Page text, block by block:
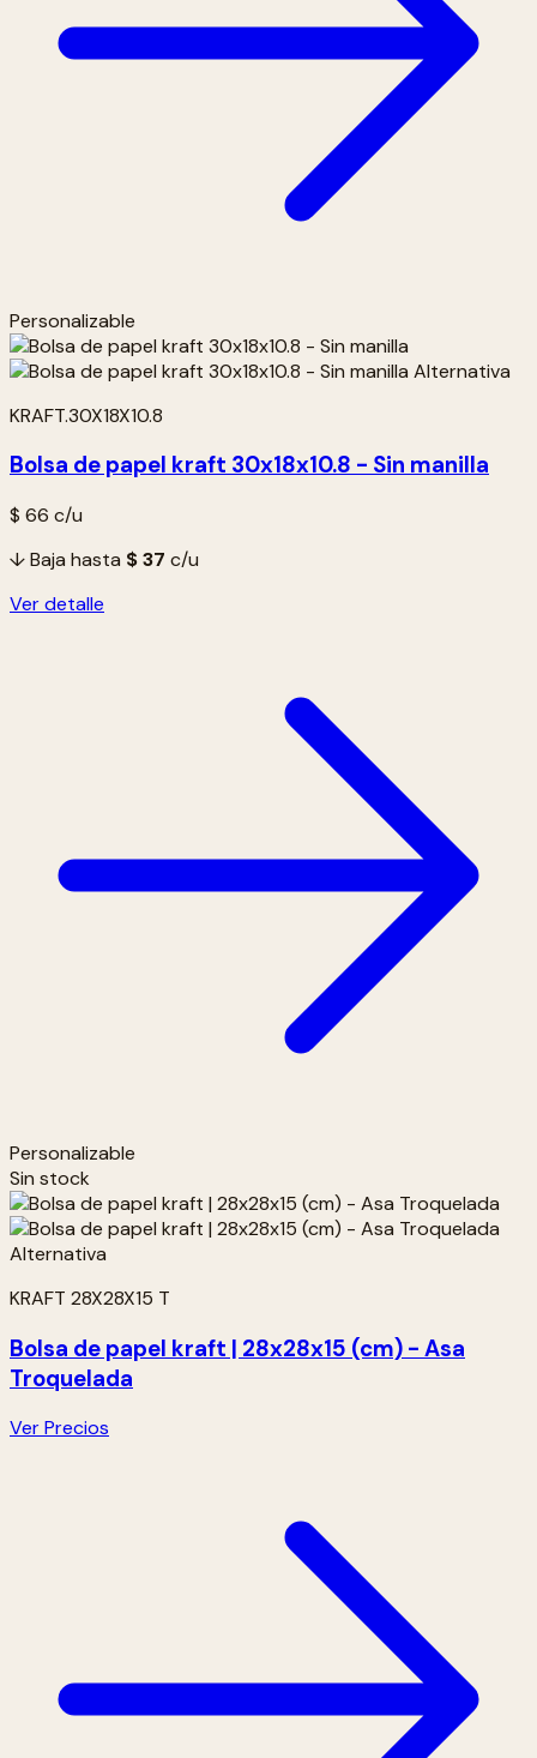
Personalizable
KRAFT.30X18X10.8
Bolsa de papel kraft 30x18x10.8 - Sin manilla
$ 66 c/u
↓ Baja hasta $ 37 c/u
Ver detalle
Personalizable
Sin stock
KRAFT 28X28X15 T
Bolsa de papel kraft | 28x28x15 (cm) - Asa
Troquelada
Ver Precios